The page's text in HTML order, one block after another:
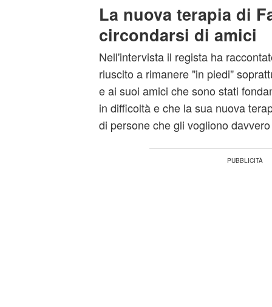
La nuova terapia di
circondarsi di amici
Nell'intervista il regista ha
riuscito a rimanere "in piedi"
e ai suoi amici che sono stati
in difficoltà e che la sua nuova
di persone che gli vogliono